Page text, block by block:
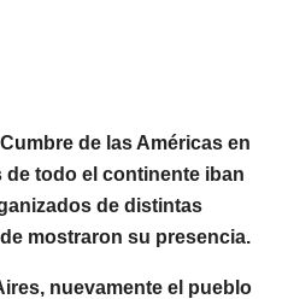
de las Américas en
de todo el continente iban
de distintas
mostraron su presencia.
nuevamente el pueblo